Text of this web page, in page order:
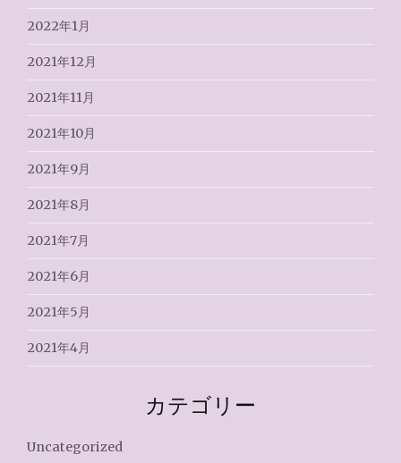
2022年1月
2021年12月
2021年11月
2021年10月
2021年9月
2021年8月
2021年7月
2021年6月
2021年5月
2021年4月
カテゴリー
Uncategorized